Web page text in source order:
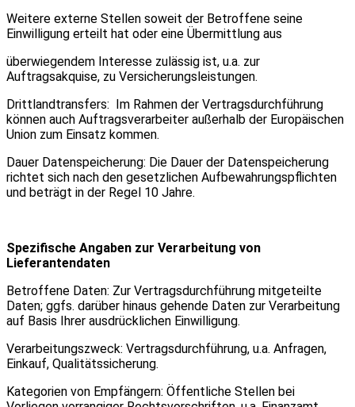
Weitere externe Stellen soweit der Betroffene seine
Einwilligung erteilt hat oder eine Übermittlung aus
überwiegendem Interesse zulässig ist, u.a. zur
Auftragsakquise, zu Versicherungsleistungen.
Drittlandtransfers: Im Rahmen der Vertragsdurchführung
können auch Auftragsverarbeiter außerhalb der Europäischen
Union zum Einsatz kommen.
Dauer Datenspeicherung: Die Dauer der Datenspeicherung
richtet sich nach den gesetzlichen Aufbewahrungspflichten
und beträgt in der Regel 10 Jahre.
Spezifische Angaben zur Verarbeitung von
Lieferantendaten
Betroffene Daten: Zur Vertragsdurchführung mitgeteilte
Daten; ggfs. darüber hinaus gehende Daten zur Verarbeitung
auf Basis Ihrer ausdrücklichen Einwilligung.
Verarbeitungszweck: Vertragsdurchführung, u.a. Anfragen,
Einkauf, Qualitätssicherung.
Kategorien von Empfängern: Öffentliche Stellen bei